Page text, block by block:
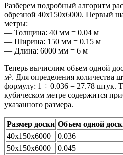
Разберем подробный алгоритм
обрезной 40х150х6000. Первый
метры:
— Толщина: 40 мм = 0.04 м
— Ширина: 150 мм = 0.15 м
— Длина: 6000 мм = 6 м
Теперь вычислим объем одной
м³. Для определения количества
формулу: 1 ÷ 0.036 = 27.78 штук.
кубическом метре содержится
указанного размера.
Размер доски Объем одной
40х150х6000
0.036
50х150х6000
0.045